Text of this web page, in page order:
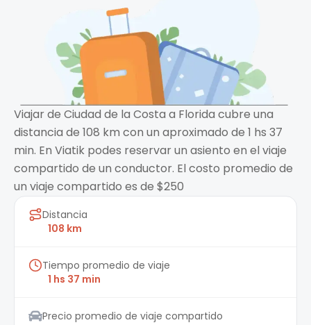
Viajar de Ciudad de la Costa a Florida cubre una
distancia de 108 km con un aproximado de 1 hs 37
min. En Viatik podes reservar un asiento en el viaje
compartido de un conductor. El costo promedio de
un viaje compartido es de $250
Distancia
108 km
Tiempo promedio de viaje
1 hs 37 min
Precio promedio de viaje compartido